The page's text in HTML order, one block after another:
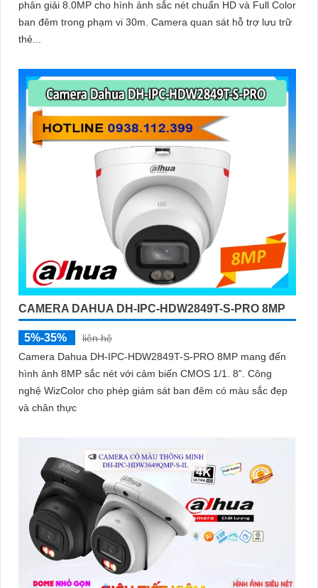
phân giải 8.0MP cho hình ảnh sắc nét chuẩn HD và Full Color
ban đêm trong phạm vi 30m. Camera quan sát hỗ trợ lưu trữ
thẻ...
CAMERA DAHUA DH-IPC-HDW2849T-S-PRO 8MP
5%-35%
liên hệ
Camera Dahua DH-IPC-HDW2849T-S-PRO 8MP mang đến
hình ảnh 8MP sắc nét với cảm biến CMOS 1/1. 8”. Công
nghệ WizColor cho phép giám sát ban đêm có màu sắc đẹp
và chân thực